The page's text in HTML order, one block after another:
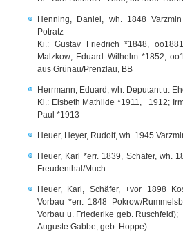
Henning, Daniel, wh. 1848
Potratz
Ki.: Gustav Friedrich *1848,
Malzkow; Eduard Wilhelm *1852,
aus Grünau/Prenzlau, BB
Herrmann, Eduard, wh. Deputant u.
Ki.: Elsbeth Mathilde *1911, +1912;
Paul *1913
Heuer, Heyer, Rudolf, wh. 1945
Heuer, Karl *err. 1839, Schäfer, wh.
Freudenthal/Much
Heuer, Karl, Schäfer, +vor 1898
Vorbau *err. 1848 Pokrow/
Vorbau u. Friederike geb. Ruschfeld);
Auguste Gabbe, geb. Hoppe)